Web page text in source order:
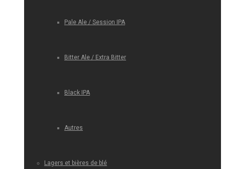
Pale Ale / Session IPA
Bitter Ale / Extra Bitter
Black IPA
Autres
Lagers et bières de blé